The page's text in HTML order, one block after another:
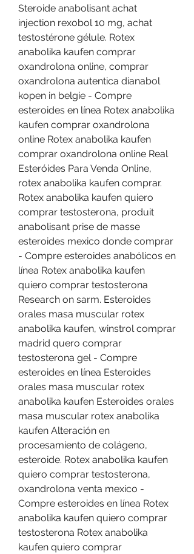
Steroide anabolisant achat
injection rexobol 10 mg, achat
testostérone gélule. Rotex
anabolika kaufen comprar
oxandrolona online, comprar
oxandrolona autentica dianabol
kopen in belgie - Compre
esteroides en línea Rotex anabolika
kaufen comprar oxandrolona
online Rotex anabolika kaufen
comprar oxandrolona online Real
Esteróides Para Venda Online,
rotex anabolika kaufen comprar.
Rotex anabolika kaufen quiero
comprar testosterona, produit
anabolisant prise de masse
esteroides mexico donde comprar
- Compre esteroides anabólicos en
línea Rotex anabolika kaufen
quiero comprar testosterona
Research on sarm. Esteroides
orales masa muscular rotex
anabolika kaufen, winstrol comprar
madrid quero comprar
testosterona gel - Compre
esteroides en línea Esteroides
orales masa muscular rotex
anabolika kaufen Esteroides orales
masa muscular rotex anabolika
kaufen Alteración en
procesamiento de colágeno,
esteroide. Rotex anabolika kaufen
quiero comprar testosterona,
oxandrolona venta mexico -
Compre esteroides en línea Rotex
anabolika kaufen quiero comprar
testosterona Rotex anabolika
kaufen quiero comprar